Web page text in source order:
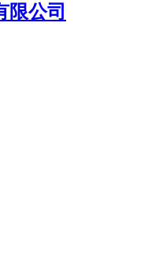
限公司